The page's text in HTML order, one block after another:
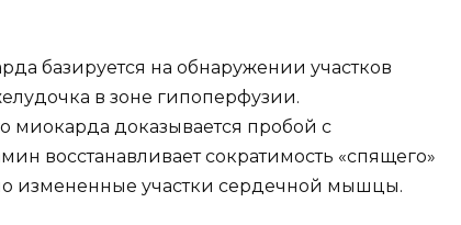
базируется на обнаружении участков
в зоне гипоперфузии.
доказывается пробой с
восстанавливает сократимость «спящего»
измененные участки сердечной мышцы.